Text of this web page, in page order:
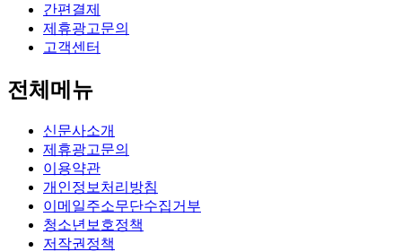
간편결제
제휴광고문의
고객센터
전체메뉴
신문사소개
제휴광고문의
이용약관
개인정보처리방침
이메일주소무단수집거부
청소년보호정책
저작권정책